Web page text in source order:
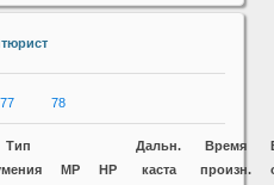
77 78
Тип
MP HP
Дальн.
каста
Время
произн.